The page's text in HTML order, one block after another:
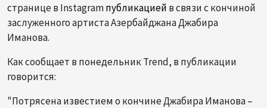
странице в Instagramпубликацией в связи с кончиной
заслуженного артиста Азербайджана Джабира
Иманова.
Как сообщает в понедельник Trend, в публикации
говорится:
"Потрясена известием о кончине Джабира Иманова –